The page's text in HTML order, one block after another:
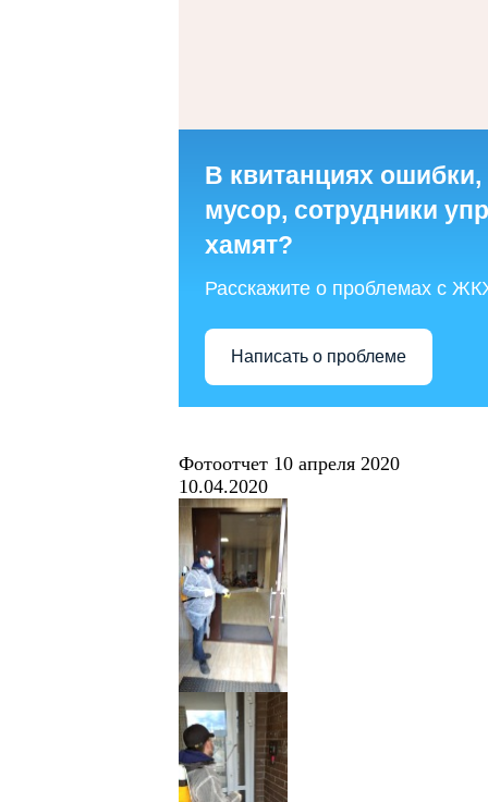
В квитанциях
мусор, сотрудники
хамят?
Расскажите о проблемах с
Написать о проблеме
Фотоотчет 10 апреля 2020
10.04.2020